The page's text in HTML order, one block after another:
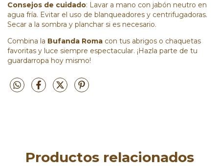
Consejos de cuidado: Lavar a mano con jabón neutro en
agua fría. Evitar el uso de blanqueadores y centrifugadoras.
Secar a la sombra y planchar si es necesario.
Combina la Bufanda Roma con tus abrigos o chaquetas
favoritas y luce siempre espectacular. ¡Hazla parte de tu
guardarropa hoy mismo!
Productos relacionados